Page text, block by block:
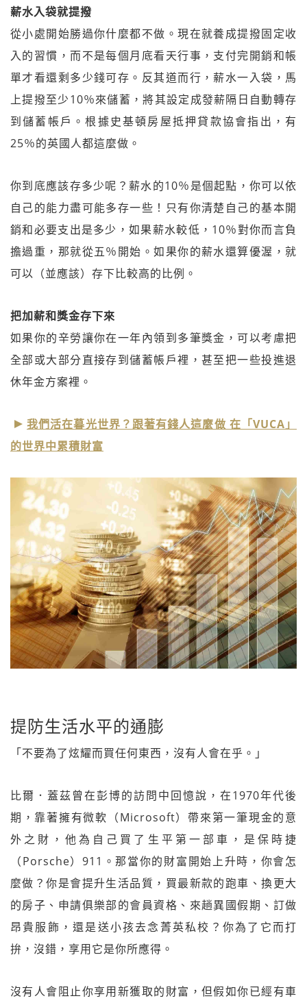
薪水入袋就提撥
從小處開始勝過你什麼都不做。現在就養成提撥固定收
入的習慣，而不是每個月底看天行事，支付完開銷和帳
單才看還剩多少錢可存。反其道而行，薪水一入袋，馬
上提撥至少10％來儲蓄，將其設定成發薪隔日自動轉存
到儲蓄帳戶。根據史基頓房屋抵押貸款協會指出，有
25％的英國人都這麼做。
你到底應該存多少呢？薪水的10％是個起點，你可以依
自己的能力盡可能多存一些！只有你清楚自己的基本開
銷和必要支出是多少，如果薪水較低，10％對你而言負
擔過重，那就從五％開始。如果你的薪水還算優渥，就
可以（並應該）存下比較高的比例。
把加薪和獎金存下來
如果你的辛勞讓你在一年內領到多筆獎金，可以考慮把
全部或大部分直接存到儲蓄帳戶裡，甚至把一些投進退
休年金方案裡。
我們活在暮光世界？跟著有錢人這麼做 在「VUCA」
的世界中累積財富
提防生活水平的通膨
「不要為了炫耀而買任何東西，沒有人會在乎。」
比爾．蓋茲曾在彭博的訪問中回憶說，在1970年代後
期，靠著擁有微軟（Microsoft）帶來第一筆現金的意
外之財，他為自己買了生平第一部車，是保時捷
（Porsche）911。那當你的財富開始上升時，你會怎
麼做？你是會提升生活品質，買最新款的跑車、換更大
的房子、申請俱樂部的會員資格、來趟異國假期、訂做
昂貴服飾，還是送小孩去念菁英私校？你為了它而打
拚，沒錯，享用它是你所應得。
沒有人會阻止你享用新獲取的財富，但假如你已經有車